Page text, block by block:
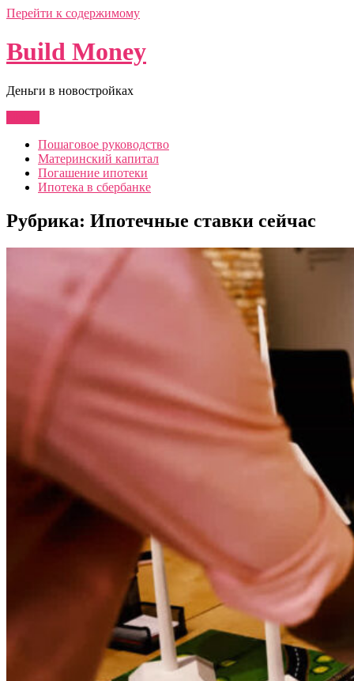
Перейти к содержимому
Build Money
Деньги в новостройках
Пошаговое руководство
Материнский капитал
Погашение ипотеки
Ипотека в сбербанке
Рубрика: Ипотечные ставки сейчас